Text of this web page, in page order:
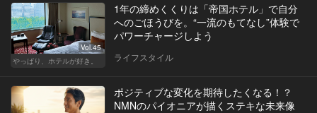
Vol.45
やっぱり、ホテルが好き。
1年の締めくくりは「帝国ホテル」で自分
へのごほうびを。“一流のもてなし”体験で
パワーチャージしよう
ライフスタイル
ポジティブな変化を期待したくなる！？
NMNのパイオニアが描くステキな未来像